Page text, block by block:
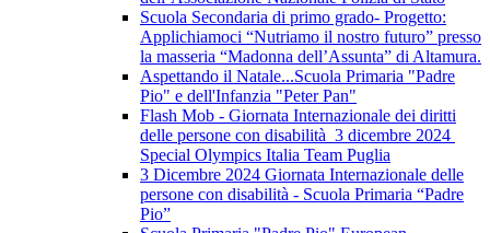
Scuola Secondaria di primo grado- Progetto:
Applichiamoci “Nutriamo il nostro futuro” presso
la masseria “Madonna dell’Assunta” di Altamura.
Aspettando il Natale...Scuola Primaria "Padre
Pio" e dell'Infanzia "Peter Pan"
Flash Mob - Giornata Internazionale dei diritti
delle persone con disabilità 3 dicembre 2024
Special Olympics Italia Team Puglia
3 Dicembre 2024 Giornata Internazionale delle
persone con disabilità - Scuola Primaria “Padre
Pio”